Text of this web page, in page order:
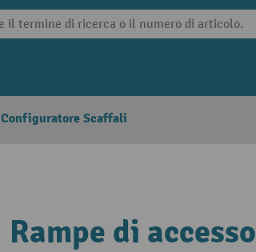
Configuratore Scaffali
Rampe di accesso